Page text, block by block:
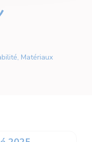
Matériaux